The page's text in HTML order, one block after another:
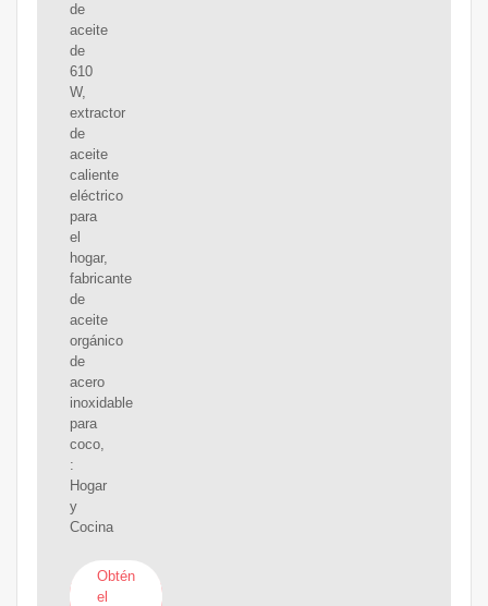
de
aceite
de
610
W,
extractor
de
aceite
caliente
eléctrico
para
el
hogar,
fabricante
de
aceite
orgánico
de
acero
inoxidable
para
coco,
:
Hogar
y
Cocina
Obtén
el